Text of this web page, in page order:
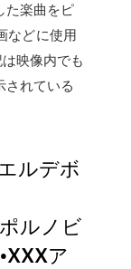
た楽曲をピ
などに使用
映像内でも
されている
ルデボ
ルノビ
ア